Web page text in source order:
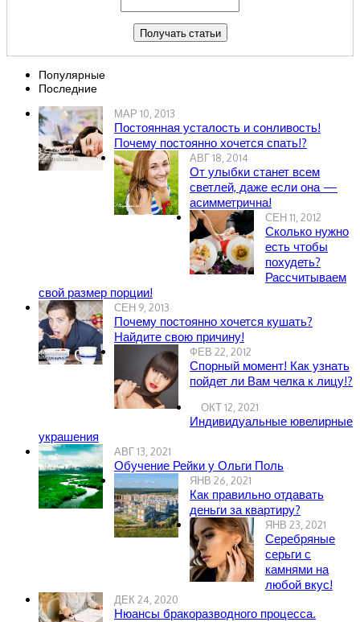
Популярные
Последние
МАР 10, 2013
Постоянная усталость и сонливость!
Почему постоянно хочется спать!?
АВГ 18, 2014
От улыбки станет всем
светлей, даже если она —
асимметрична!
СЕН 11, 2012
Сколько нужно
есть чтобы
похудеть?
Рассчитываем
свой размер порции!
СЕН 9, 2013
Почему постоянно хочется кушать?
Найдите свою причину!
ФЕВ 22, 2012
Спорный момент! Как узнать
пойдет ли Вам челка к лицу!?
ОКТ 12, 2021
Индивидуальные ювелирные
украшения
АВГ 13, 2021
Обучение Рейки у Ольги Поль
ЯНВ 26, 2021
Как правильно отдавать
деньги за квартиру?
ЯНВ 23, 2021
Серебряные
серьги с
камнями на
любой вкус!
ДЕК 24, 2020
Нюансы бракоразводного процесса.